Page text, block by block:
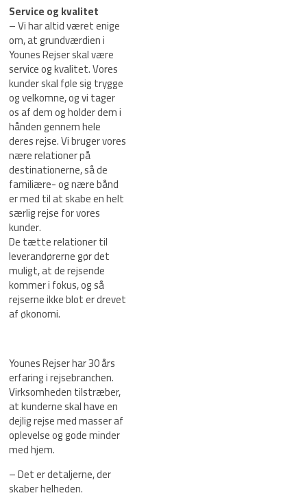
Service og kvalitet
– Vi har altid været enige
om, at grundværdien i
Younes Rejser skal være
service og kvalitet. Vores
kunder skal føle sig trygge
og velkomne, og vi tager
os af dem og holder dem i
hånden gennem hele
deres rejse. Vi bruger vores
nære relationer på
destinationerne, så de
familiære- og nære bånd
er med til at skabe en helt
særlig rejse for vores
kunder.
De tætte relationer til
leverandørerne gør det
muligt, at de rejsende
kommer i fokus, og så
rejserne ikke blot er drevet
af økonomi.
Younes Rejser har 30 års
erfaring i rejsebranchen.
Virksomheden tilstræber,
at kunderne skal have en
dejlig rejse med masser af
oplevelse og gode minder
med hjem.
– Det er detaljerne, der
skaber helheden.